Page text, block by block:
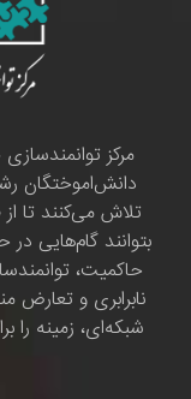
مرکز
دانش‌اموختگان
تلاش می‌کنند تا
بتوانند گام‌هایی
حاکمیت،
نابرابری و تعارض
شبکه‌ای، زمینه